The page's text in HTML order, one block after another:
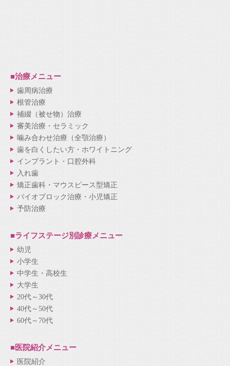
■治療メニュー
歯周病治療
根管治療
補綴（被せ物）治療
審美治療・セラミック
噛み合わせ治療（全顎治療）
歯を白くしたい方・ホワイトニング
インプラント・口腔外科
入れ歯
矯正歯科・マウスピース型矯正
バイオブロック治療・小児矯正
予防治療
■ライフステージ別診療メニュー
幼児
小学生
中学生・高校生
大学生
20代～30代
40代～50代
60代～70代
■医院紹介メニュー
医院紹介